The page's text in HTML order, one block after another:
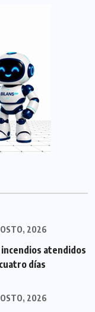
2026
atendidos
días
2026